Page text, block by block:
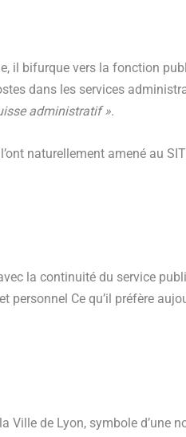
il bifurque vers la fonction
dans les services
administratif ».
naturellement amené au
la continuité du service
Ce qu’il préfère
de Lyon, symbole d’une